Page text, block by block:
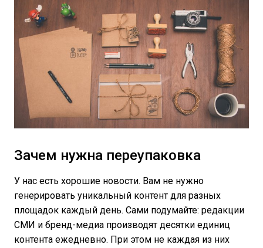
Зачем нужна переупаковка
У нас есть хорошие новости. Вам не нужно
генерировать уникальный контент для разных
площадок каждый день. Сами подумайте: редакции
СМИ и бренд-медиа производят десятки единиц
контента ежедневно. При этом не каждая из них